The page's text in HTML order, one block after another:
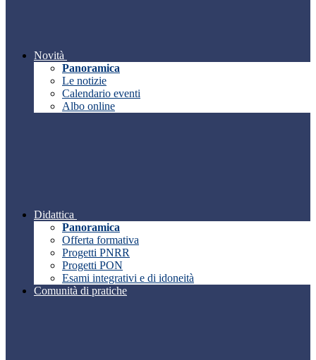
Novità
Panoramica
Le notizie
Calendario eventi
Albo online
Didattica
Panoramica
Offerta formativa
Progetti PNRR
Progetti PON
Esami integrativi e di idoneità
Comunità di pratiche